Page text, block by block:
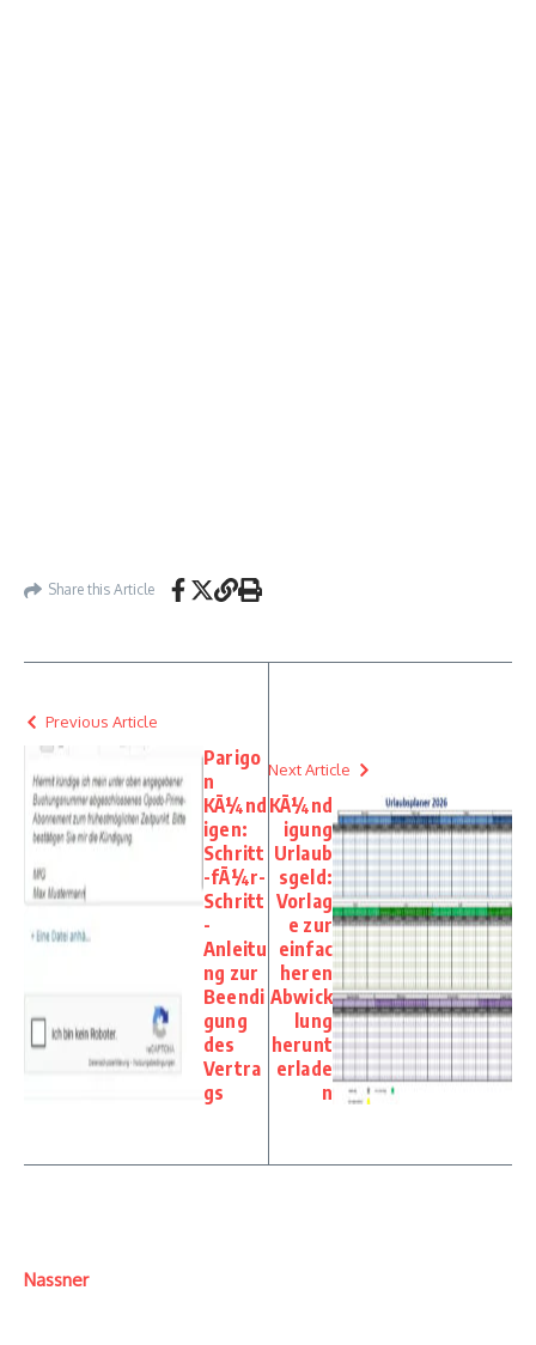
Share this Article
Previous Article
Parigo
n
KÃ¼nd
igen:
Schritt
-fÃ¼r-
Schritt
-
Anleitu
ng zur
Beendi
gung
des
Vertra
gs
Next Article
KÃ¼nd
igung
Urlaub
sgeld:
Vorlag
e zur
einfac
heren
Abwick
lung
herunt
erlade
n
Nassner